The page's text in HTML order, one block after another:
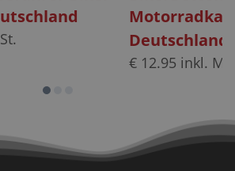
Deutschland
€ 12.95 inkl.